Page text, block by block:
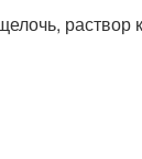
раствор